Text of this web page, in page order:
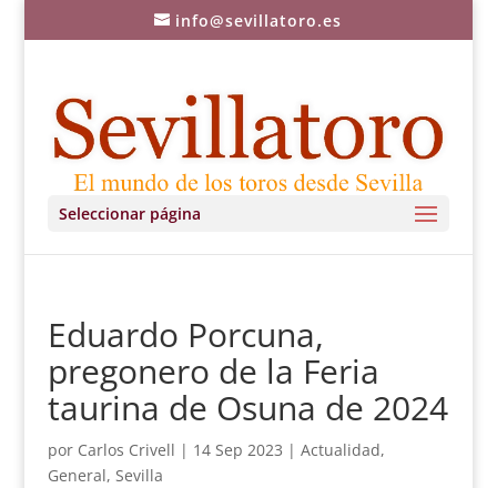
info@sevillatoro.es
Seleccionar página
Eduardo Porcuna,
pregonero de la Feria
taurina de Osuna de 2024
por Carlos Crivell | 14 Sep 2023 | Actualidad,
General, Sevilla